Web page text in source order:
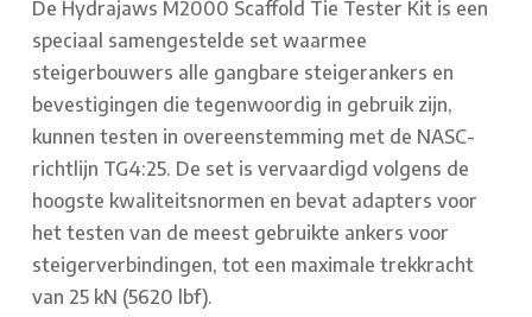
De Hydrajaws M2000 Scaffold Tie Tester Kit is een
speciaal samengestelde set waarmee
steigerbouwers alle gangbare steigerankers en
bevestigingen die tegenwoordig in gebruik zijn,
kunnen testen in overeenstemming met de NASC-
richtlijn TG4:25. De set is vervaardigd volgens de
hoogste kwaliteitsnormen en bevat adapters voor
het testen van de meest gebruikte ankers voor
steigerverbindingen, tot een maximale trekkracht
van 25 kN (5620 lbf).